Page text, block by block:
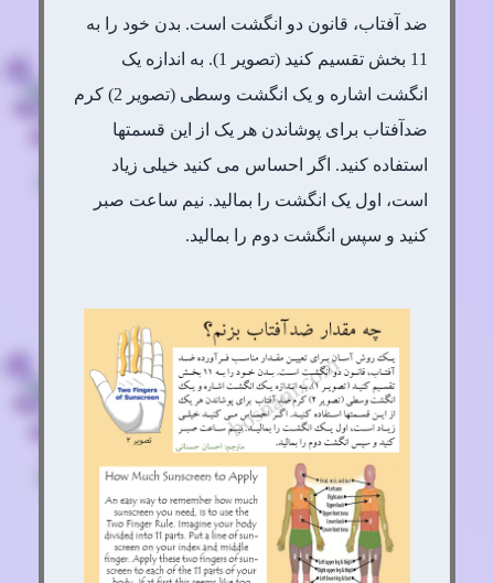
ضد آفتاب، قانون دو انگشت است. بدن خود را به
11 بخش تقسیم کنید (تصویر 1). به اندازه یک
انگشت اشاره و یک انگشت وسطی (تصویر 2) کرم
ضدآفتاب برای پوشاندن هر یک از این قسمتها
استفاده کنید. اگر احساس می کنید خیلی زیاد
است، اول یک انگشت را بمالید. نیم ساعت صبر
کنید و سپس انگشت دوم را بمالید.